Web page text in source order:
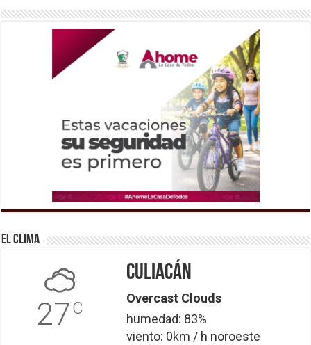
El Clima
27C
Culiacán
Overcast Clouds
humedad: 83%
viento: 0km / h noroeste